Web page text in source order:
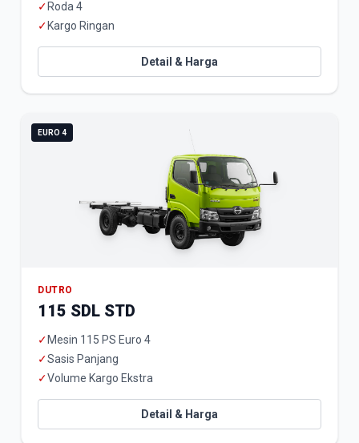
✓ Roda 4
✓ Kargo Ringan
Detail & Harga
EURO 4
DUTRO
115 SDL STD
✓ Mesin 115 PS Euro 4
✓Sasis Panjang
✓Volume Kargo Ekstra
Detail & Harga